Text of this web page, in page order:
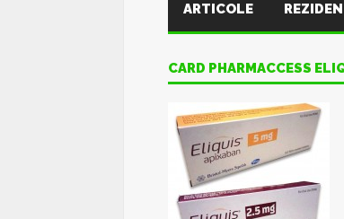
ARTICOLE
CARD PHARMACCESS